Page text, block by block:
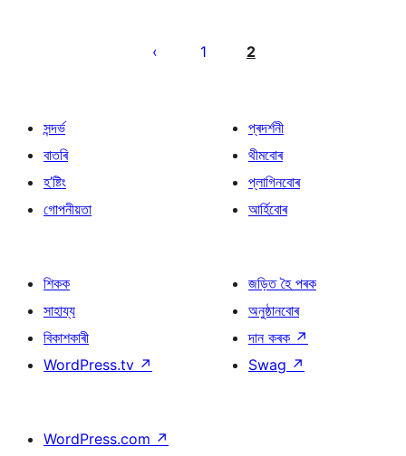
1 2
সন্দৰ্ভ
বাতৰি
হ’ষ্টিং
গোপনীয়তা
প্ৰদৰ্শনী
থীমবোৰ
প্লাগিনবোৰ
আৰ্হিবোৰ
শিকক
সাহায্য
বিকাশকাৰী
WordPress.tv ↗
জড়িত হৈ পৰক
অনুষ্ঠানবোৰ
দান কৰক ↗
Swag ↗
WordPress.com ↗